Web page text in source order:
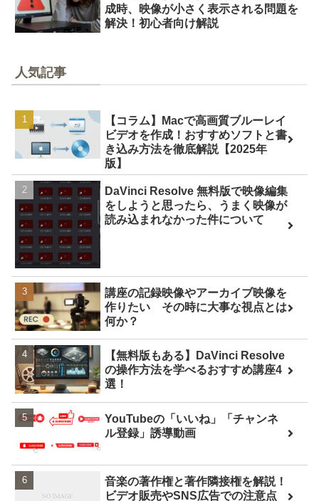
成時、映像が小さく表示される問題を
解決！初心者向け解説
人気記事
【コラム】Macで高画質ブルーレイ
ビデオを作成！おすすめソフトと書
き込み方法を徹底解説【2025年
版】
DaVinci Resolve 無料版で映像編集
をしようと思ったら、うまく映像が
読み込まれなかった件について
講座の記録映像やアーカイブ映像を
作りたい その時に大事な視点とは
何か？
【無料版もある】DaVinci Resolve
の操作方法を学べるおすすめ講座4
選！
YouTubeの「いいね」「チャンネ
ル登録」誘導動画
音楽の著作権と著作隣接権を解説！
ビデオ販売やSNS広告での注意点